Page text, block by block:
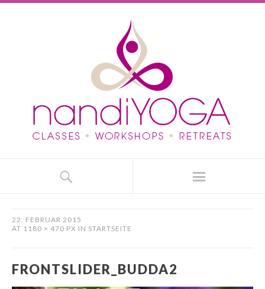
22. FEBRUAR 2015
AT 1180 × 470 PX IN STARTSEITE
FRONTSLIDER_BUDDA2